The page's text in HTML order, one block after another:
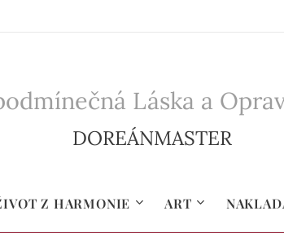
Láska a
DOREÁNMASTER
Z HARMONIE ART